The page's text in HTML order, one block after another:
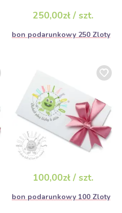
250,00zł / szt.
bon podarunkowy 250 Zloty
100,00zł / szt.
bon podarunkowy 100 Zloty